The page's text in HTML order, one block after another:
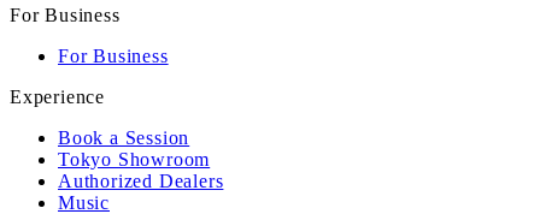
For Business
For Business
Experience
Book a Session
Tokyo Showroom
Authorized Dealers
Music